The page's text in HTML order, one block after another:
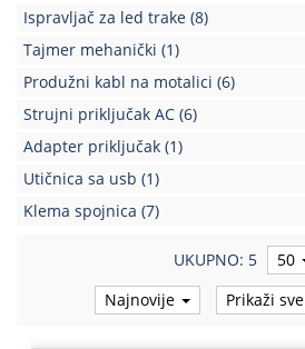
priključci
tehnika
Poslovna
oprema,računari
Strujni
Ispravljač za led trake (8)
Tajmer mehanički (1)
Produžni kabl na motalici (6)
Strujni priključak AC (6)
Adapter priključak (1)
Utičnica sa usb (1)
Klema spojnica (7)
UKUPNO: 5
50
Najnovije
Prikaži sve